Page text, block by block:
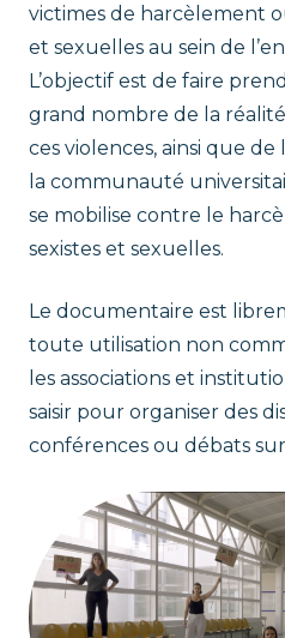
victimes de harcèlement
et sexuelles au sein de
L’objectif est de faire
grand nombre de la
ces violences, ainsi que
la communauté
se mobilise contre le
sexistes et sexuelles.
Le documentaire est
toute utilisation non
les associations et
saisir pour organiser des
conférences ou débats